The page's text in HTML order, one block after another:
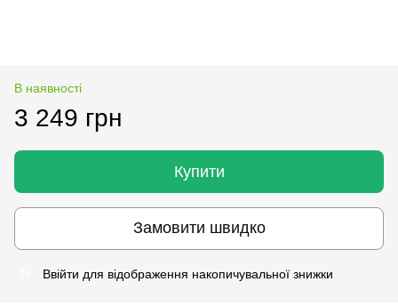
В наявності
3 249 грн
Купити
Замовити швидко
Ввійти для відображення накопичувальної знижки